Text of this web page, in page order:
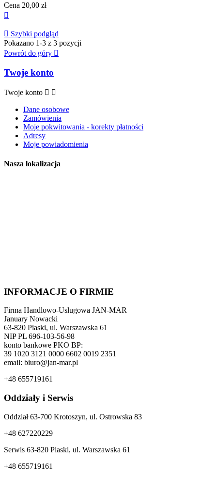
Cena 20,00 zł

 Szybki podgląd
Pokazano 1-3 z 3 pozycji
Powrót do góry 
Twoje konto
Twoje konto  
Dane osobowe
Zamówienia
Moje pokwitowania - korekty płatności
Adresy
Moje powiadomienia
Nasza lokalizacja
INFORMACJE O FIRMIE
Firma Handlowo-Usługowa JAN-MAR
January Nowacki
63-820 Piaski, ul. Warszawska 61
NIP PL 696-103-56-98
konto bankowe PKO BP:
39 1020 3121 0000 6602 0019 2351
email: biuro@jan-mar.pl
+48 655719161
Oddziały i Serwis
Oddział 63-700 Krotoszyn, ul. Ostrowska 83
+48 627220229
Serwis 63-820 Piaski, ul. Warszawska 61
+48 655719161